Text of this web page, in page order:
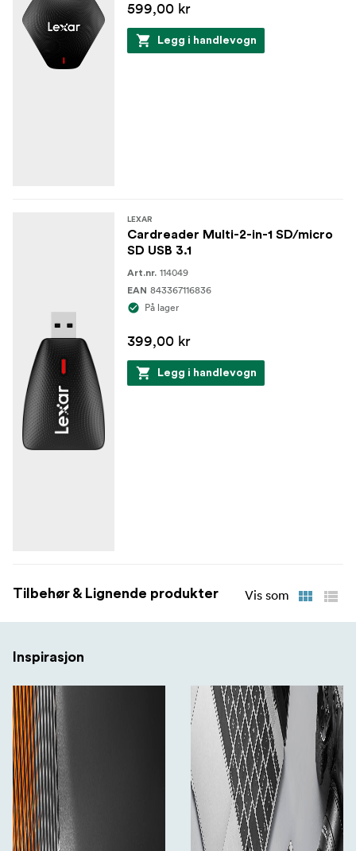
599,00 kr
Legg i handlevogn
LEXAR
Cardreader Multi-2-in-1 SD/micro
SD USB 3.1
Art.nr. 114049
EAN 843367116836
På lager
399,00 kr
Legg i handlevogn
Tilbehør & Lignende produkter Vis som
Inspirasjon